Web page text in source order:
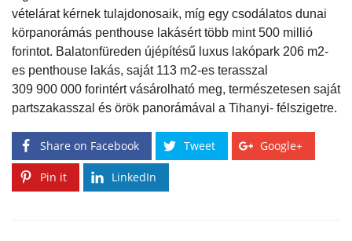
vételárat kérnek tulajdonosaik, míg egy csodálatos dunai
körpanorámás penthouse lakásért több mint 500 millió
forintot. Balatonfüreden újépítésű luxus lakópark 206 m2-
es penthouse lakás, saját 113 m2-es terasszal
309 900 000 forintért vásárolható meg, természetesen saját
partszakasszal és örök panorámával a Tihanyi- félszigetre.
Share on Facebook Tweet Google+
Pin it LinkedIn